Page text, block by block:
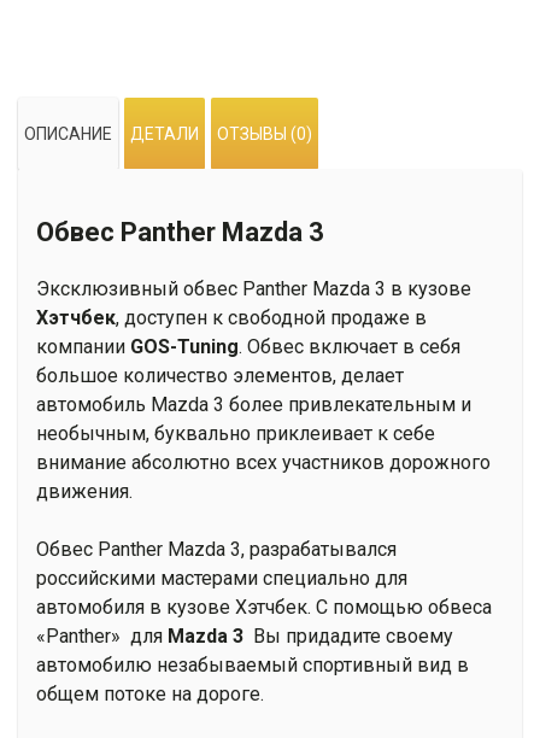
ОПИСАНИЕ ДЕТАЛИ ОТЗЫВЫ (0)
Обвес Panther Mazda 3
Эксклюзивный обвес Panther Mazda 3 в кузове
Хэтчбек, доступен к свободной продаже в
компании GOS-Tuning. Обвес включает в себя
большое количество элементов, делает
автомобиль Mazda 3 более привлекательным и
необычным, буквально приклеивает к себе
внимание абсолютно всех участников дорожного
движения.
Обвес Panther Mazda 3, разрабатывался
российскими мастерами специально для
автомобиля в кузове Хэтчбек. С помощью обвеса
«Panther» для Mazda 3 Вы придадите своему
автомобилю незабываемый спортивный вид в
общем потоке на дороге.